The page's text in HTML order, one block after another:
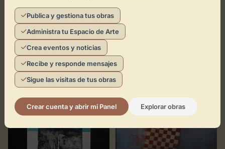
0
Éclat sous les nuages
CONTEMPORÁNEO
Publica y gestiona tus obras
Administra tu Espacio de Arte
Crea eventos y noticias
Recibe y responde mensajes
Sigue las visitas de tus obras
Crear cuenta y abrir mi Panel Explorar obras